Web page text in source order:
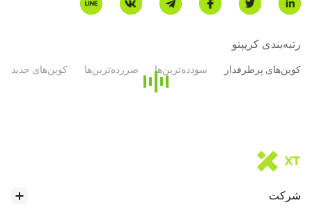
است.
رتبه‌بندی کریپتو
کوین‌های پرطرفدار سودده‌ترین‌ها ضررده‌ترین‌ها کوین‌های جدید
شرکت